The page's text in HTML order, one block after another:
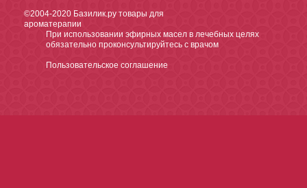
©2004-2020 Базилик.ру товары для
ароматерапии
При использовании эфирных масел в лечебных целях
обязательно проконсультируйтесь с врачом
Пользовательское соглашение